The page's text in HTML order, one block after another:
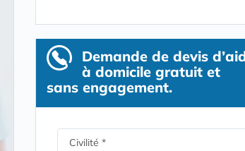
Demande de devis
à domicile gratuit et
sans engagement.